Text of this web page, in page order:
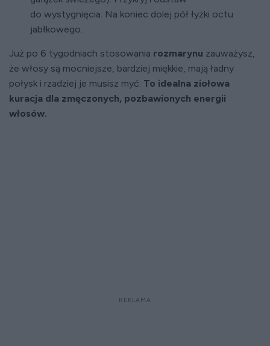
do wystygnięcia. Na koniec dolej pół łyżki octu
jabłkowego.
Już po 6 tygodniach stosowania rozmarynu zauważysz,
że włosy są mocniejsze, bardziej miękkie, mają ładny
połysk i rzadziej je musisz myć. To idealna ziołowa
kuracja dla zmęczonych, pozbawionych energii
włosów.